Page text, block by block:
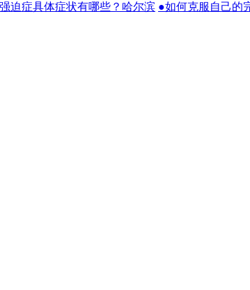
迫症具体症状有哪些？哈尔滨 ●如何克服自己的